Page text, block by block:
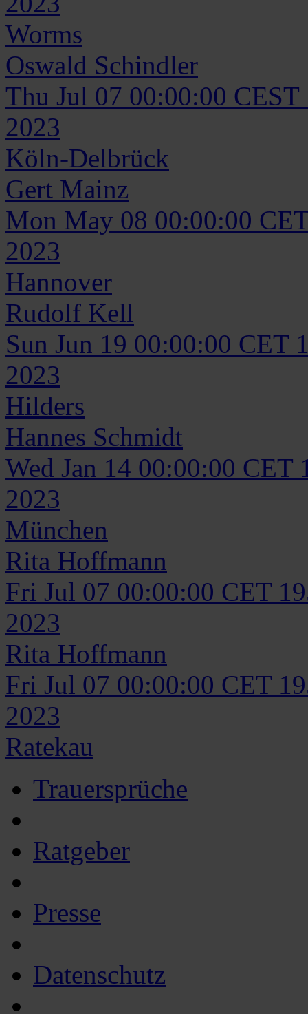
Worms
Oswald Schindler
Thu Jul 07 00:00:00 CEST
2023
Köln-Delbrück
Gert Mainz
Mon May 08 00:00:00
2023
Hannover
Rudolf Kell
Sun Jun 19 00:00:00 CET
2023
Hilders
Hannes Schmidt
Wed Jan 14 00:00:00 CET
2023
München
Rita Hoffmann
Fri Jul 07 00:00:00 CET
2023
Rita Hoffmann
Fri Jul 07 00:00:00 CET
2023
Ratekau
Trauersprüche
Ratgeber
Presse
Datenschutz